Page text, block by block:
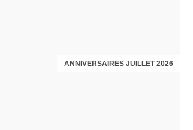
ANNIVERSAIRES JUILLET 2026